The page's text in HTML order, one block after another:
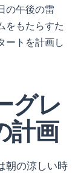
の午後の雷
をもたらすた
ートを計画し
グレ
計画
朝の涼しい時